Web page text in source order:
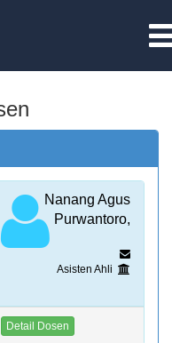
TUJUAN
Nanang Agus
Purwantoro,
Asisten Ahli
Detail Dosen